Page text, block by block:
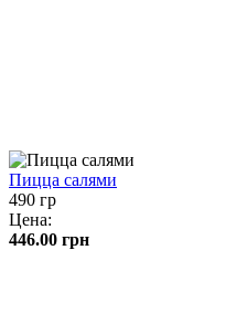
Пицца салями
490 гр
Цена:
446.00 грн